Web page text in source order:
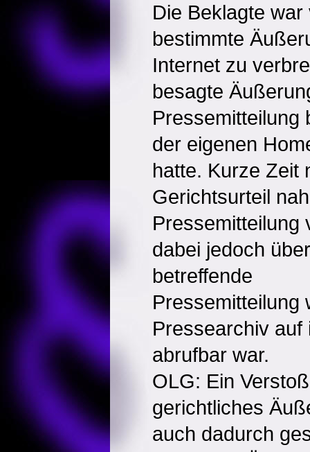
Die Beklagte
bestimmte
Internet zu
besagte
Pressemitteilung
der eigenen
hatte. Kurze Zeit
Gerichtsurteil
Pressemitteilung
dabei jedoch
betreffende
Pressemitteilung
Pressearchiv auf
abrufbar war.
OLG: Ein
gerichtliches
auch dadurch